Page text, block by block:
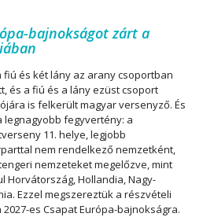
bajnokságot zárt a
fiú és két lány az arany csoportban
és a fiú és a lány ezüst csoport
is felkerült magyar versenyző. És
legnagyobb fegyvertény: a
11. helye, legjobb
nem rendelkező nemzetként,
nemzeteket megelőzve, mint
Horvátország, Hollandia, Nagy-
Ezzel megszereztük a részvételi
2027-es Csapat Európa-bajnokságra.